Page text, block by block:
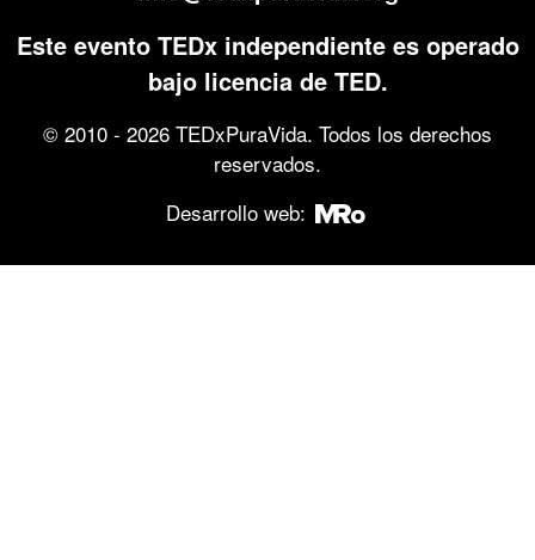
Este evento TEDx independiente es operado
bajo licencia de TED.
© 2010 - 2026 TEDxPuraVida. Todos los derechos
reservados.
Desarrollo web: